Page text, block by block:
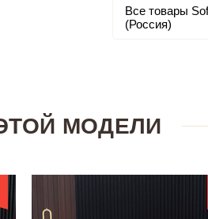
Все товары
(Россия)
МОДЕЛИ